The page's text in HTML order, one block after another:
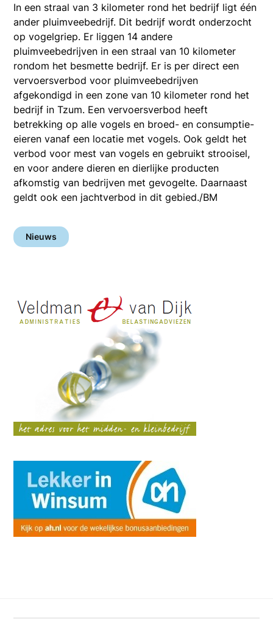
In een straal van 3 kilometer rond het bedrijf ligt één
ander pluimveebedrijf. Dit bedrijf wordt onderzocht
op vogelgriep. Er liggen 14 andere
pluimveebedrijven in een straal van 10 kilometer
rondom het besmette bedrijf. Er is per direct een
vervoersverbod voor pluimveebedrijven
afgekondigd in een zone van 10 kilometer rond het
bedrijf in Tzum. Een vervoersverbod heeft
betrekking op alle vogels en broed- en consumptie-
eieren vanaf een locatie met vogels. Ook geldt het
verbod voor mest van vogels en gebruikt strooisel,
en voor andere dieren en dierlijke producten
afkomstig van bedrijven met gevogelte. Daarnaast
geldt ook een jachtverbod in dit gebied./BM
Nieuws